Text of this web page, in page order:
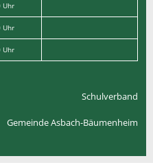
Uhr
Uhr
Uhr
Schulverband
Gemeinde Asbach-Bäumenheim